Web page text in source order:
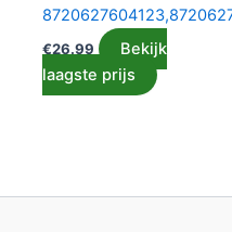
€26.99
Bekijk
laagste prijs